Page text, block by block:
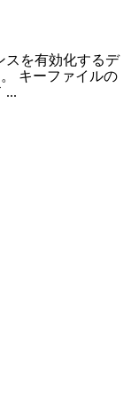
スを有効化するデ
キーファイルの
...